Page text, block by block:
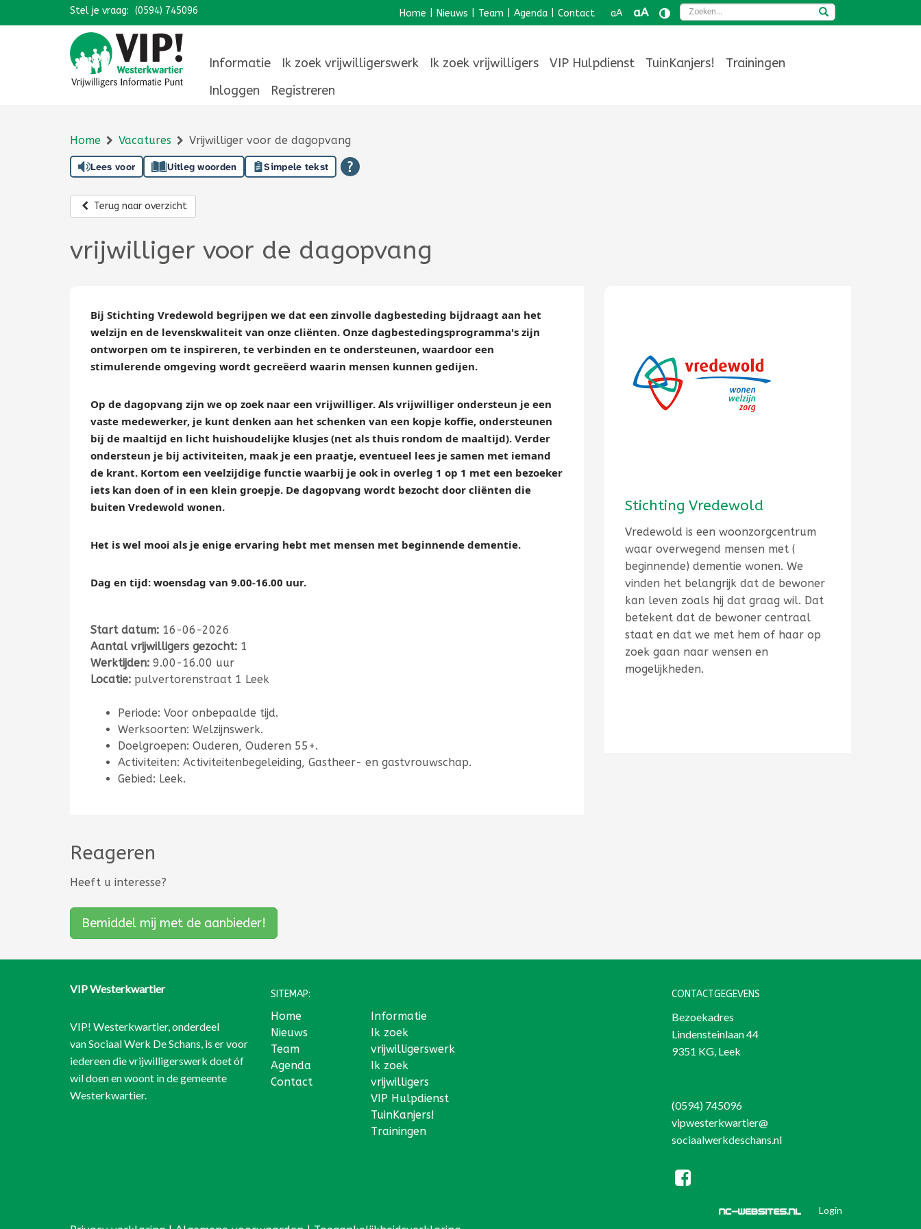
Navigatie overslaan
Stel je vraag: (0594) 745096 Home Nieuws Team Agenda Contact aA aA Zoeken
Informatie Ik zoek vrijwilligerswerk Ik zoek vrijwilligers VIP Hulpdienst TuinKanjers!
Trainingen
Inloggen
Registreren
Home Vacatures Vrijwilliger voor de dagopvang
Lees voor Uitleg woorden Simpele tekst
Terug naar overzicht
vrijwilliger voor de dagopvang
Bij Stichting Vredewold begrijpen we dat een zinvolle dagbesteding bijdraagt aan het
welzijn en de levenskwaliteit van onze cliënten. Onze dagbestedingsprogramma's zijn
ontworpen om te inspireren, te verbinden en te ondersteunen, waardoor een
stimulerende omgeving wordt gecreëerd waarin mensen kunnen gedijen.
Op de dagopvang zijn we op zoek naar een vrijwilliger. Als vrijwilliger ondersteun je een
vaste medewerker, je kunt denken aan het schenken van een kopje koffie, ondersteunen
bij de maaltijd en licht huishoudelijke klusjes (net als thuis rondom de maaltijd). Verder
ondersteun je bij activiteiten, maak je een praatje, eventueel lees je samen met iemand
de krant. Kortom een veelzijdige functie waarbij je ook in overleg 1 op 1 met een bezoeker
iets kan doen of in een klein groepje. De dagopvang wordt bezocht door cliënten die
buiten Vredewold wonen.
Het is wel mooi als je enige ervaring hebt met mensen met beginnende dementie.
Dag en tijd: woensdag van 9.00-16.00 uur.
Start datum: 16-06-2026
Aantal vrijwilligers gezocht: 1
Werktijden: 9.00-16.00 uur
Locatie: pulvertorenstraat 1 Leek
Periode: Voor onbepaalde tijd.
Werksoorten: Welzijnswerk.
Doelgroepen: Ouderen, Ouderen 55+.
Activiteiten: Activiteitenbegeleiding, Gastheer- en gastvrouwschap.
Gebied: Leek.
Stichting Vredewold
Vredewold is een woonzorgcentrum
waar overwegend mensen met (
beginnende) dementie wonen. We
vinden het belangrijk dat de bewoner
kan leven zoals hij dat graag wil. Dat
betekent dat de bewoner centraal
staat en dat we met hem of haar op
zoek gaan naar wensen en
mogelijkheden.
Reageren
Heeft u interesse?
Bemiddel mij met de aanbieder!
VIP Westerkwartier
VIP! Westerkwartier, onderdeel
vanSociaal Werk De Schans, is er voor
iedereen die vrijwilligerswerk doet óf
wil doen en woont in de gemeente
Westerkwartier.
SITEMAP:
Home
Nieuws
Team
Agenda
Contact
Informatie
Ik zoek
vrijwilligerswerk
Ik zoek
vrijwilligers
VIP Hulpdienst
TuinKanjers!
Trainingen
CONTACTGEGEVENS
Bezoekadres
Lindensteinlaan 44
9351 KG, Leek
(0594) 745096
vipwesterkwartier@
sociaalwerkdeschans.nl
Login